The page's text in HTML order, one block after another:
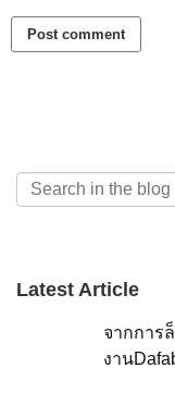
Latest Article
จากการ
งาน